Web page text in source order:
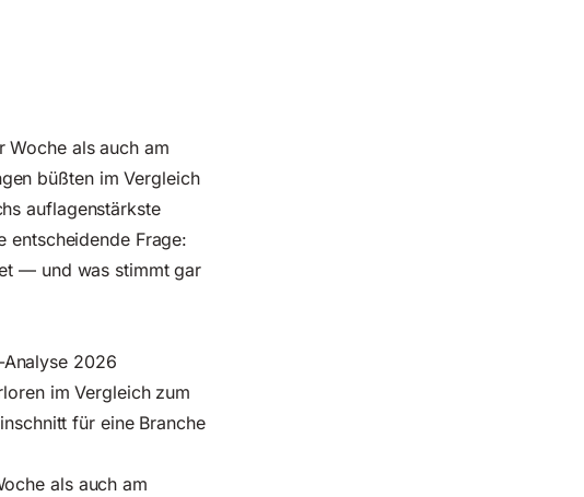
Woche als auch am
büßten im Vergleich
auflagenstärkste
entscheidende Frage:
— und was stimmt gar
2026
im Vergleich zum
für eine Branche
als auch am